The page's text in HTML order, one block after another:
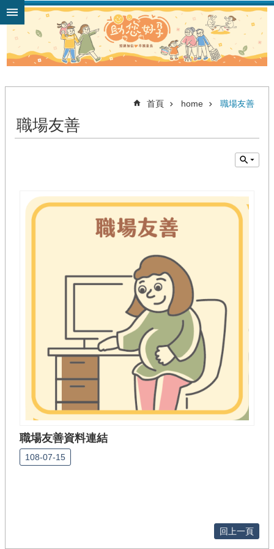
跳到主要內容區塊
首頁 home 職場友善
職場友善
職場友善資料連結
108-07-15
回上一頁